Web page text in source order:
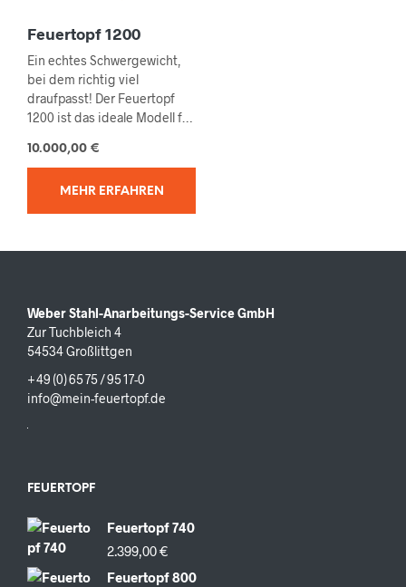
Feuertopf 1200
Ein echtes Schwergewicht,
bei dem richtig viel
draufpasst! Der Feuertopf
1200 ist das ideale Modell für
Grillschule oder deinen
einfach gerne große Partys
schmeißen.
10.000,00 €
MEHR ERFAHREN
Weber Stahl-Anarbeitungs-Service GmbH
Zur Tuchbleich 4
54534 Großlittgen
+ 49 (0) 65 75 / 95 17-0
info@mein-feuertopf.de
FEUERTOPF
Feuertopf 740
2.399,00€
Feuertopf 800